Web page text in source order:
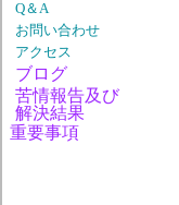
Q＆A
お問い合わせ
アクセス
ブログ
苦情報告及び
解決結果
重要事項